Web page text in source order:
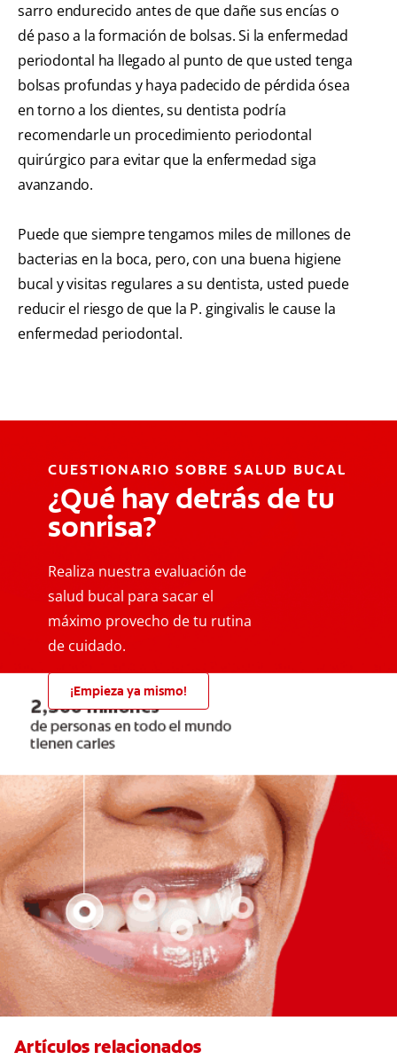
sarro endurecido antes de que dañe sus encías o
dé paso a la formación de bolsas. Si la enfermedad
periodontal ha llegado al punto de que usted tenga
bolsas profundas y haya padecido de pérdida ósea
en torno a los dientes, su dentista podría
recomendarle un procedimiento periodontal
quirúrgico para evitar que la enfermedad siga
avanzando.
Puede que siempre tengamos miles de millones de
bacterias en la boca, pero, con una buena higiene
bucal y visitas regulares a su dentista, usted puede
reducir el riesgo de que la P. gingivalis le cause la
enfermedad periodontal.
CUESTIONARIO SOBRE SALUD BUCAL
¿Qué hay detrás de tu
sonrisa?
Realiza nuestra evaluación de
salud bucal para sacar el
máximo provecho de tu rutina
de cuidado.
¡Empieza ya mismo!
Artículos relacionados